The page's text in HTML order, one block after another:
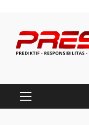
content
PRIMARY
MENU